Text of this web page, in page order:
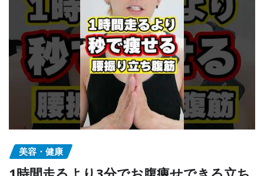
美容・健康